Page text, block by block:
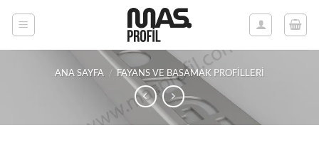
ANA SAYFA / FAYANS VE BASAMAK PROFILLERI